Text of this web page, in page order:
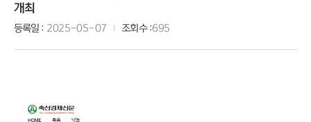
개최
등록일 2025-05-07 조회수 695